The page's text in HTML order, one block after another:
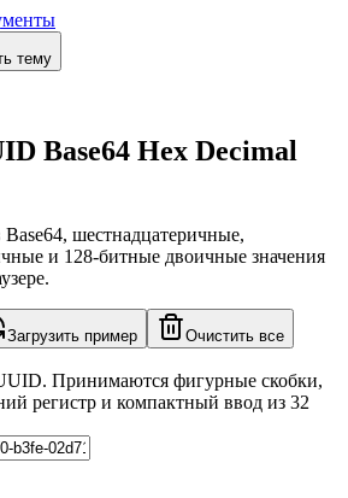
тему
Base64 Hex Decimal
шестнадцатеричные,
и 128-битные двоичные значения
Загрузить пример Очистить все
Принимаются фигурные скобки,
регистр и компактный ввод из 32